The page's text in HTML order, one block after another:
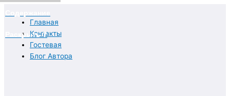
к
содержимому
Главная
Контакты
Гостевая
Блог Автора
Раскрыть ?